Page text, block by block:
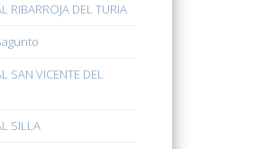
RIBARROJA DEL TURIA
SAN VICENTE DEL
SILLA